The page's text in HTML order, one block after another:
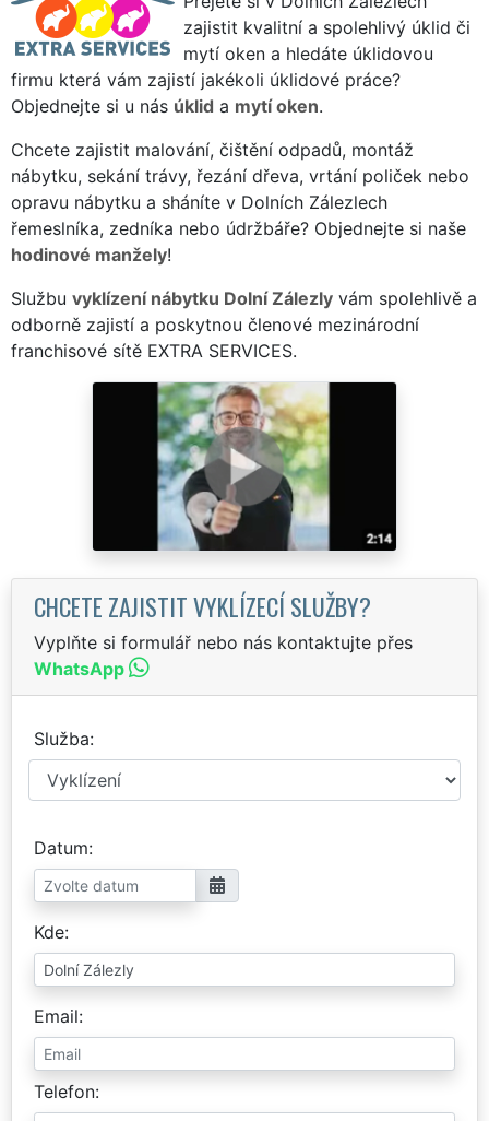
zajistit kvalitní a spolehlivý úklid či
mytí oken a hledáte úklidovou
firmu která vám zajistí jakékoli úklidové práce?
Objednejte si u nás úklid a mytí oken.
Chcete zajistit malování, čištění odpadů, montáž
nábytku, sekání trávy, řezání dřeva, vrtání poliček nebo
opravu nábytku a sháníte v Dolních Zálezlech
řemeslníka, zedníka nebo údržbáře? Objednejte si naše
hodinové manžely!
Službu vyklízení nábytku Dolní Zálezly vám spolehlivě a
odborně zajistí a poskytnou členové mezinárodní
franchisové sítě EXTRA SERVICES.
CHCETE ZAJISTIT VYKLÍZECÍ SLUŽBY?
Vyplňte si formulář nebo nás kontaktujte přes
WhatsApp
Služba
Datum
Kde
Email
Telefon